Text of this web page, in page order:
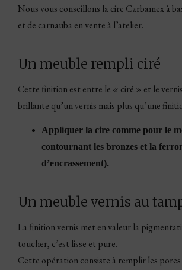
Nous vous conseillons la cire Carbamex à
et de carnauba en vente à l’atelier.
Un meuble rempli ciré
Cette finition est entre le « ciré » et le
brillante qu’un vernis mais plus qu’une
Appliquer la cire comme pour le
contournant les bronzes et la
d’encrassement).
Un meuble vernis au
La finition vernis met en valeur la
toucher, c’est lisse et pure.
Cette opération consiste à remplir les pores